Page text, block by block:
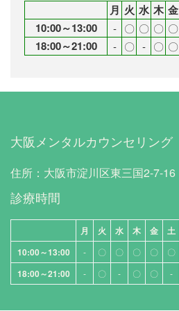
月 火 水 木 金
10:00～13:00
‐ 〇 〇 〇 〇
18:00～21:00 ‐ 〇 ‐ 〇 〇
大阪メンタルカウンセリング
住所：大阪市淀川区東三国2-7-16
診療時間
月 火 水 木 金 土
10:00～13:00
‐ 〇 〇 〇 〇 〇
18:00～21:00 ‐ 〇 ‐ 〇 〇 ‐